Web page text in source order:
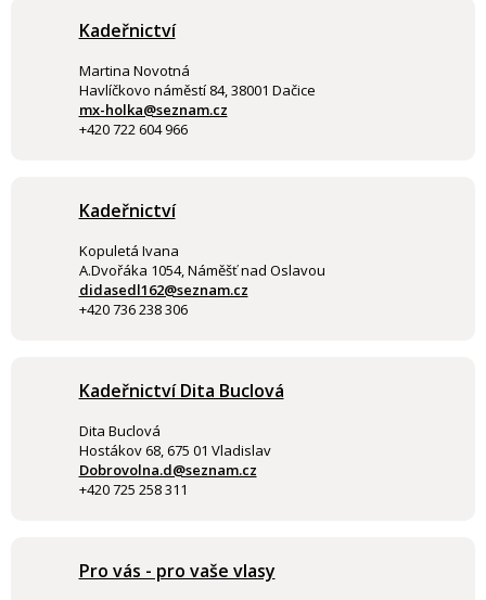
Kadeřnictví
Martina Novotná
Havlíčkovo náměstí 84, 38001 Dačice
mx-holka@seznam.cz
+420 722 604 966
Kadeřnictví
Kopuletá Ivana
A.Dvořáka 1054, Náměšť nad Oslavou
didasedl162@seznam.cz
+420 736 238 306
Kadeřnictví Dita Buclová
Dita Buclová
Hostákov 68, 675 01 Vladislav
Dobrovolna.d@seznam.cz
+420 725 258 311
Pro vás - pro vaše vlasy